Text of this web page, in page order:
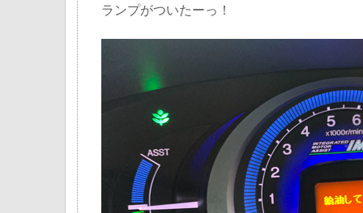
ランプがついたーっ！